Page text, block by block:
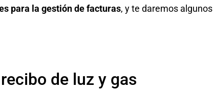
para la gestión de facturas, y te daremos algunos
de luz y gas